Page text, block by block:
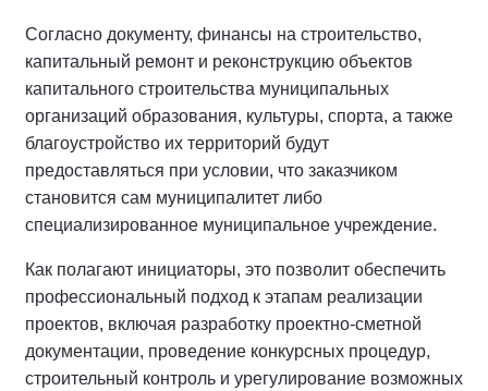
Согласно документу, финансы на строительство,
капитальный ремонт и реконструкцию объектов
капитального строительства муниципальных
организаций образования, культуры, спорта, а также
благоустройство их территорий будут
предоставляться при условии, что заказчиком
становится сам муниципалитет либо
специализированное муниципальное учреждение.
Как полагают инициаторы, это позволит обеспечить
профессиональный подход к этапам реализации
проектов, включая разработку проектно-сметной
документации, проведение конкурсных процедур,
строительный контроль и урегулирование возможных